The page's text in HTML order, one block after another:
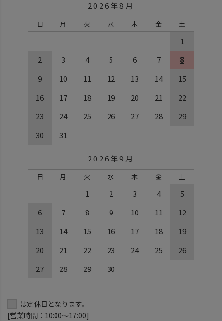
2026年8月
日 月 火 水 木 金 土
1
2
3 4 5 6 7
8
9
10 11 12 13 14
15
16
17 18 19 20 21
22
23
24 25 26 27 28
29
30
31
2026年9月
日 月 火 水 木 金 土
1 2 3 4
5
6
7 8 9 10 11
12
13
14 15 16 17 18
19
20
21 22 23 24 25
26
27
28 29 30
は定休日となります。
[営業時間：10:00～17:00]